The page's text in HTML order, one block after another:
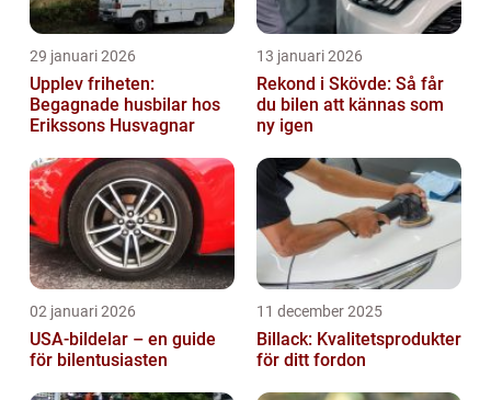
29 januari 2026
Upplev friheten:
Begagnade husbilar hos
Erikssons Husvagnar
13 januari 2026
Rekond i Skövde: Så får
du bilen att kännas som
ny igen
02 januari 2026
USA-bildelar – en guide
för bilentusiasten
11 december 2025
Billack: Kvalitetsprodukter
för ditt fordon